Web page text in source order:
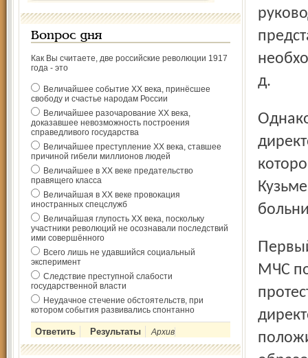
Вопрос дня
Как Вы считаете, две российские революции 1917
года - это
Величайшее событие ХХ века, принёсшее
свободу и счастье народам России
Величайшее разочарование ХХ века,
доказавшее невозможность построения
справедливого государства
Величайшее преступление ХХ века, ставшее
причиной гибели миллионов людей
Величайшее в ХХ веке предательство
правящего класса
Величайшая в ХХ веке провокация
иностранных спецслужб
Величайшая глупость ХХ века, поскольку
участники революций не осознавали последствий
ими совершённого
Всего лишь не удавшийся социальный
эксперимент
Следствие преступной слабости
государственной власти
Неудачное стечение обстоятельств, при
котором события развивались спонтанно
Архив
д.
Однако нет никаких известий о проверках в отношении
Первый заместитель руководителя Главного управления
МЧС